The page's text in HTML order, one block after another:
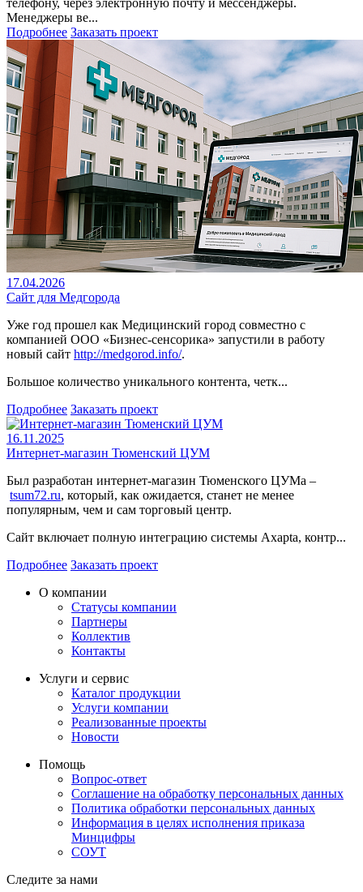
Менеджеры ве...
Подробнее Заказать проект
17.04.2026
Сайт для Медгорода
Уже год прошел как Медицинский город совместно с
компанией ООО «Бизнес-сенсорика» запустили в работу
новый сайт http://medgorod.info/.
Большое количество уникального контента, четк...
Подробнее Заказать проект
16.11.2025
Интернет-магазин Тюменский ЦУМ
Был разработан интернет-магазин Тюменского ЦУМа –
tsum72.ru, который, как ожидается, станет не менее
популярным, чем и сам торговый центр.
Сайт включает полную интеграцию системы Axapta, контр...
Подробнее Заказать проект
О компании
Статусы компании
Партнеры
Коллектив
Контакты
Услуги и сервис
Каталог продукции
Услуги компании
Реализованные проекты
Новости
Помощь
Вопрос-ответ
Соглашение на обработку персональных данных
Политика обработки персональных данных
Информация в целях исполнения приказа
Минцифры
СОУТ
Следите за нами